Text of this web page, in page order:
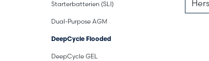
Starterbatterien (SLI)
Dual-Purpose AGM
DeepCycle Flooded
DeepCycle GEL